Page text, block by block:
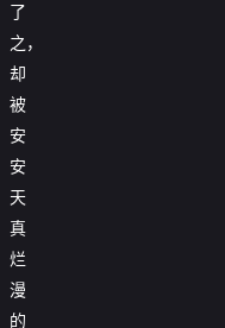
了
之，
却
被
安
安
天
真
烂
漫
的